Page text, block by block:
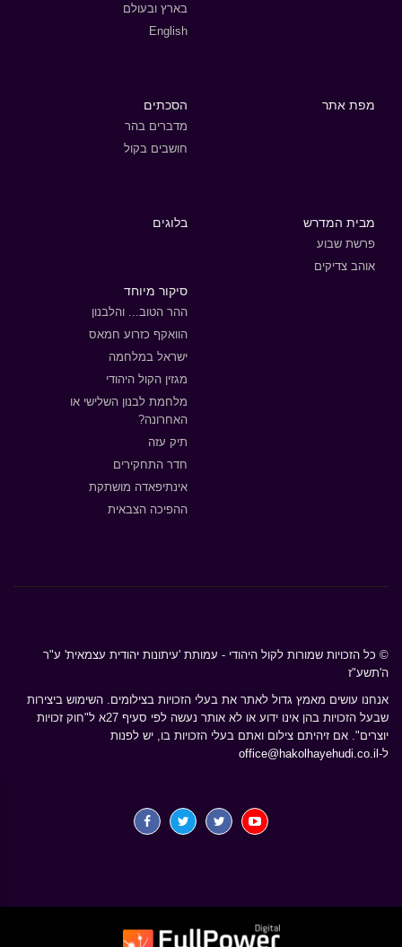
בארץ ובעולם
English
מפת אתר הסכתים
מדברים בהר
חושבים בקול
מבית המדרש
פרשת שבוע
אוהב צדיקים
בלוגים
סיקור מיוחד
ההר הטוב... והלבנון
הוואקף כזרוע חמאס
ישראל במלחמה
מגזין הקול היהודי
מלחמת לבנון השלישי או
האחרונה?
תיק עזה
חדר התחקירים
אינתיפאדה מושתקת
ההפיכה הצבאית
© כל הזכויות שמורות לקול היהודי - עמותת 'עיתונות יהודית עצמאית' ע"ר
ה'תשע"ז
אנחנו עושים מאמץ גדול לאתר את בעלי הזכויות בצילומים. השימוש ביצירות
שבעל הזכויות בהן אינו ידוע או לא אותר נעשה לפי סעיף 27א ל"חוק זכויות
יוצרים". אם זיהיתם צילום ואתם בעלי הזכויות בו, יש לפנות
ל- office@hakolhayehudi.co.il